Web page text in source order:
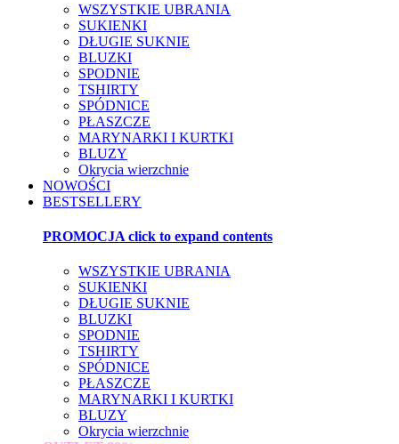
WSZYSTKIE UBRANIA
SUKIENKI
DŁUGIE SUKNIE
BLUZKI
SPODNIE
TSHIRTY
SPÓDNICE
PŁASZCZE
MARYNARKI I KURTKI
BLUZY
Okrycia wierzchnie
NOWOŚCI
BESTSELLERY
PROMOCJA click to expand contents
WSZYSTKIE UBRANIA
SUKIENKI
DŁUGIE SUKNIE
BLUZKI
SPODNIE
TSHIRTY
SPÓDNICE
PŁASZCZE
MARYNARKI I KURTKI
BLUZY
Okrycia wierzchnie